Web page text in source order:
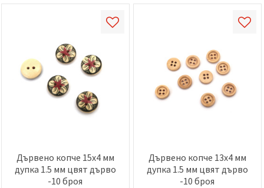
Дървено копче 15x4 мм
дупка 1.5 мм цвят дърво
-10 броя
Дървено копче 13x4 мм
дупка 1.5 мм цвят дърво
-10 броя